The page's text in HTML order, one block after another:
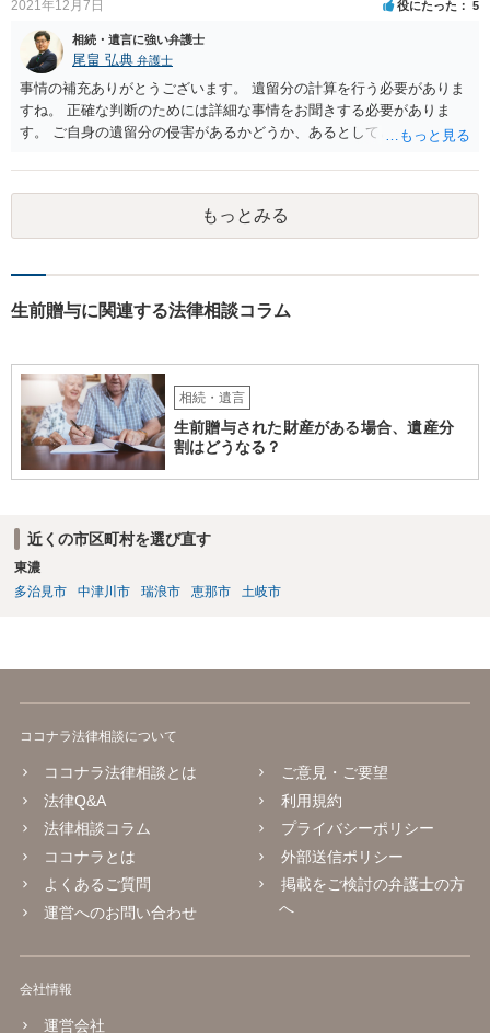
2021年12月7日 役にたった 5
相続・遺言に強い弁護士
尾畠 弘典 弁護士
事情の補充ありがとうございます。 遺留分の計算を行う必要がありま
すね。 正確な判断のためには詳細な事情をお聞きする必要がありま
す。 ご自身の遺留分の侵害があるかどうか、あるとしてどの程度の金
相談されるのが良いと思います。
もっとみる
生前贈与に関連する法律相談コラム
相続・遺言
生前贈与された財産がある場合、遺産分
割はどうなる？
近くの市区町村を選び直す
東濃
多治見市
中津川市 瑞浪市 恵那市 土岐市
ココナラ法律相談について
ココナラ法律相談とは
法律Q&A
法律相談コラム
ココナラとは
よくあるご質問
運営へのお問い合わせ
ご意見・ご要望
利用規約
プライバシーポリシー
外部送信ポリシー
掲載をご検討の弁護士の方
へ
会社情報
運営会社